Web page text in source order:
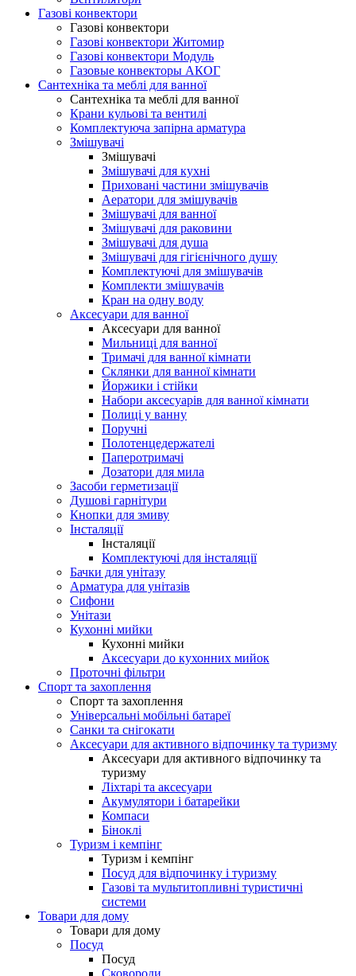
Газові конвектори
Газові конвектори
Газові конвектори Житомир
Газові конвектори Модуль
Газовые конвекторы АКОГ
Сантехніка та меблі для ванної
Сантехніка та меблі для ванної
Крани кульові та вентилі
Комплектуюча запірна арматура
Змішувачі
Змішувачі
Змішувачі для кухні
Приховані частини змішувачів
Аератори для змішувачів
Змішувачі для ванної
Змішувачі для раковини
Змішувачі для душа
Змішувачі для гігієнічного душу
Комплектуючі для змішувачів
Комплекти змішувачів
Кран на одну воду
Аксесуари для ванної
Аксесуари для ванної
Мильниці для ванної
Тримачі для ванної кімнати
Склянки для ванної кімнати
Йоржики і стійки
Набори аксесуарів для ванної кімнати
Полиці у ванну
Поручні
Полотенцедержателі
Паперотримачі
Дозатори для мила
Засоби герметизації
Душові гарнітури
Кнопки для змиву
Інсталяції
Інсталяції
Комплектуючі для інсталяції
Бачки для унітазу
Арматура для унітазів
Сифони
Унітази
Кухонні мийки
Кухонні мийки
Аксесуари до кухонних мийок
Проточні фільтри
Спорт та захоплення
Спорт та захоплення
Універсальні мобільні батареї
Санки та снігокати
Аксесуари для активного відпочинку та туризму
Аксесуари для активного відпочинку та
туризму
Ліхтарі та аксесуари
Акумулятори і батарейки
Компаси
Біноклі
Туризм і кемпінг
Туризм і кемпінг
Посуд для відпочинку і туризму
Газові та мультитопливні туристичні
системи
Товари для дому
Товари для дому
Посуд
Посуд
Сковороди